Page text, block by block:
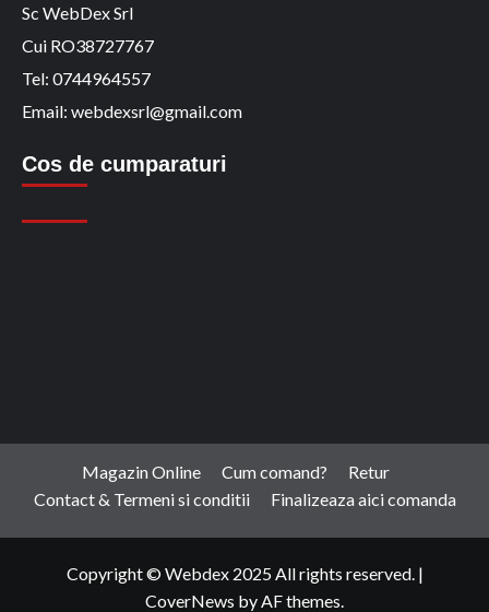
Sc WebDex Srl
Cui RO38727767
Tel: 0744964557
Email: webdexsrl@gmail.com
Cos de cumparaturi
Magazin Online Cum comand?
Retur
Contact & Termeni si conditii
Finalizeaza aici comanda
Copyright © Webdex 2025 All rights reserved. |
CoverNews by AF themes.